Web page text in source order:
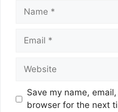
Name
Email
Website
Save my name,
browser for the next